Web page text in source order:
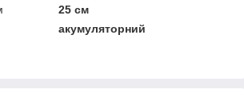
25 см
акумуляторний